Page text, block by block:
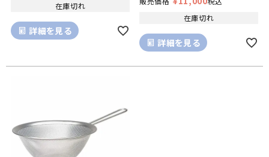
在庫切れ
詳細を見る
在庫切れ
詳細を見る